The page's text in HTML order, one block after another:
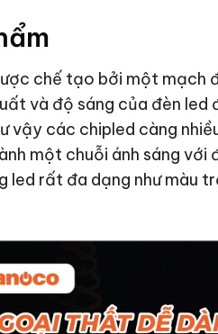
chế tạo bởi một mạch
và độ sáng của đèn
vậy các chipled càng
một chuỗi ánh sáng với
led rất đa dạng như màu